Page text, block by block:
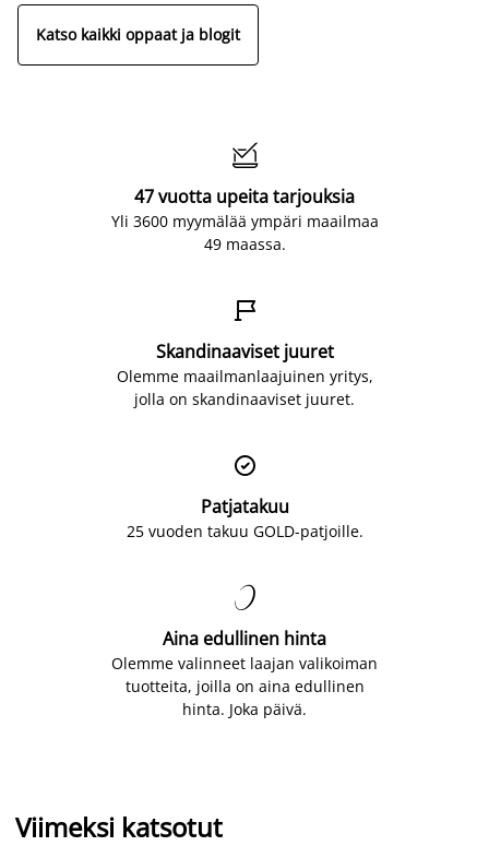
Katso kaikki oppaat ja blogit

47 vuotta upeita tarjouksia
Yli 3600 myymälää ympäri maailmaa
49 maassa.

Skandinaaviset juuret
Olemme maailmanlaajuinen yritys,
jolla on skandinaaviset juuret.

Patjatakuu
25 vuoden takuu GOLD-patjoille.

Aina edullinen hinta
Olemme valinneet laajan valikoiman
tuotteita, joilla on aina edullinen
hinta. Joka päivä.
Viimeksi katsotut